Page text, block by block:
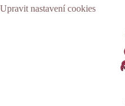
Upravit nastavení cookiesPřeskočit